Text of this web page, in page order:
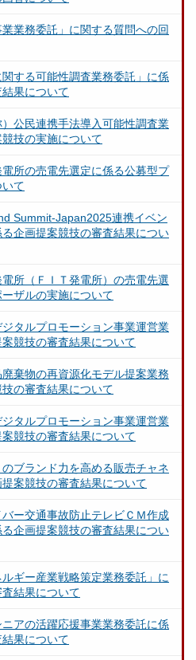
業業務委託」に関する質問への回
関する可能性調査業務委託」に係
果について
公民連携手法導入可能性調査業
技の実施について
所の売電先選定に係る公募型プ
て
Summit-Japan2025連携イベン
る企画提案競技の審査結果につい
所（ＦＩＴ発電所）の売電先選
ザルの実施について
タルプロモーション事業運営業
競技の審査結果について
棄物の再資源化モデル提案業務
の審査結果について
タルプロモーション事業運営業
競技の審査結果について
ブランド力を高める販売チャネ
案競技の審査結果について
ー交通事故防止テレビＣＭ作成
企画提案競技の審査結果につい
ルギー産業戦略策定業務委託」に
結果について
アの活躍応援事業業務委託に係
果について